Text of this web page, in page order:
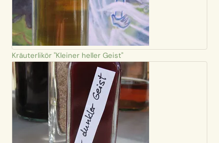
Kräuterlikör "Kleiner heller Geist"